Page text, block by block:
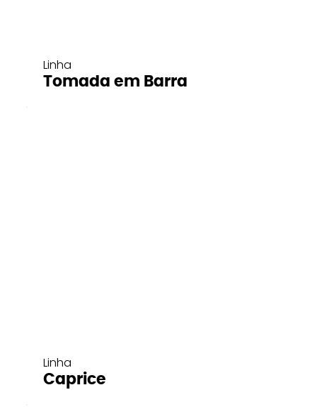
Linha
Tomada em Barra
Linha
Caprice